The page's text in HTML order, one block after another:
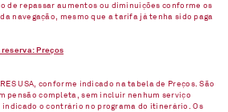
de repassar aumentos ou diminuições conforme os
navegação, mesmo que a tarifa já tenha sido paga
Preços
USA, conforme indicado na tabela de Preços. São
pensão completa, sem incluir nenhum serviço
indicado o contrário no programa do itinerário. Os